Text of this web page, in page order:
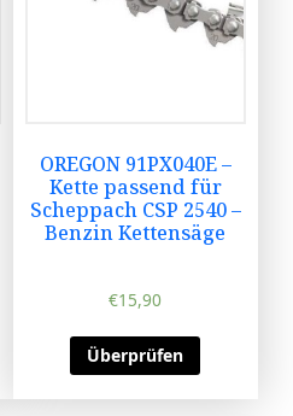
OREGON 91PX040E –
Kette passend für
Scheppach CSP 2540 –
Benzin Kettensäge
€15,90
Überprüfen